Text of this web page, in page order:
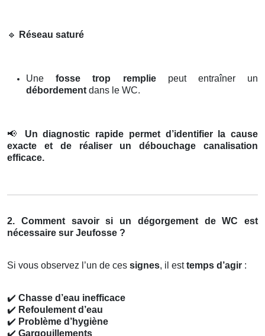
🔹 Réseau saturé
Unefosse trop rempliepeut entraîner un
débordement dans le WC.
📢
Un diagnostic rapide permet d’identifier la cause
exacte et de réaliser un débouchage canalisation
efficace.
2. Comment savoir si un dégorgement de WC est
nécessaire sur Jeufosse ?
Si vous observez l’un de ces signes, il esttemps d’agir :
✔️ Chasse d’eau inefficace
✔️ Refoulement d’eau
✔️ Problème d’hygiène
✔️ Gargouillements